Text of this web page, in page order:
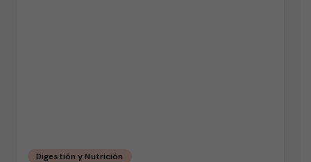
Digestión y Nutrición